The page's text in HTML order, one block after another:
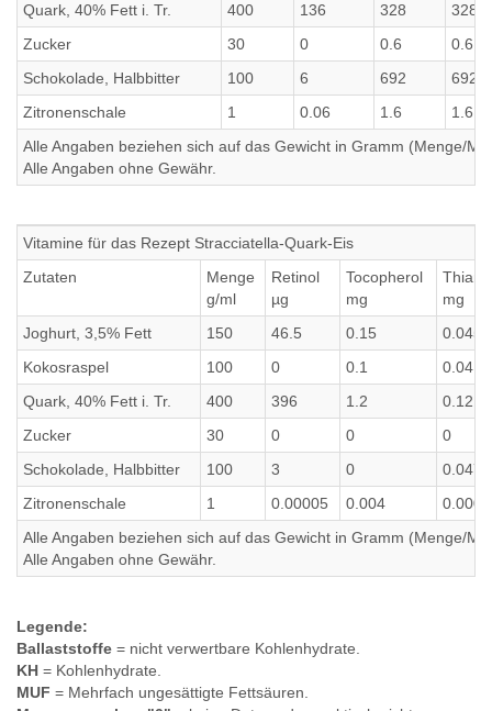
Quark, 40% Fett i. Tr.
400 136 328
328
Zucker
30 0 0.6
0.6
Schokolade, Halbbitter
100 6 692
692
Zitronenschale
1 0.06 1.6
1.6
Alle Angaben beziehen sich auf das Gewicht in Gramm (Menge/
Alle Angaben ohne Gewähr.
Vitamine für das Rezept Stracciatella-Quark-Eis
Zutaten
Menge
g/ml
Retinol
µg
Tocopherol
mg
mg
Joghurt, 3,5% Fett
150 46.5 0.15
0.045
Kokosraspel
100 0 0.1
0.04
Quark, 40% Fett i. Tr.
400 396 1.2
0.12
Zucker
30 0 0
0
Schokolade, Halbbitter
100 3 0
0.047
Zitronenschale
1 0.00005 0.004
0.0006
Alle Angaben beziehen sich auf das Gewicht in Gramm (Menge/
Alle Angaben ohne Gewähr.
Legende:
Ballaststoffe = nicht verwertbare Kohlenhydrate.
KH = Kohlenhydrate.
MUF = Mehrfach ungesättigte Fettsäuren.